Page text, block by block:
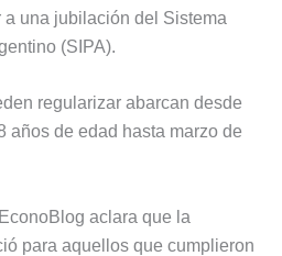
una jubilación del Sistema
(SIPA).
regularizar abarcan desde
años de edad hasta marzo de
aclara que la
para aquellos que cumplieron